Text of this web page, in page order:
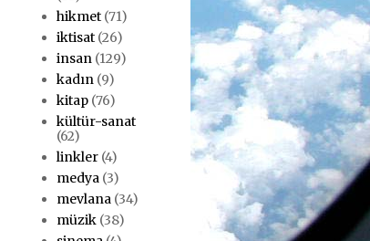
hikmet (71)
iktisat (26)
insan (129)
kadın (9)
kitap (76)
kültür-sanat
(62)
linkler (4)
medya (3)
mevlana (34)
müzik (38)